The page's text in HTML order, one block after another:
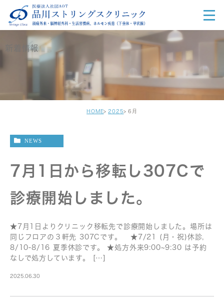
新着情報
HOME 2025 6月
NEWS
7月1日から移転し307Cで
診療開始しました。
★7月1日よりクリニック移転先で診療開始しました。場所は
同じフロアの３軒先 307Cです。 ★7/21 (月・祝)休診,
8/10-8/16 夏季休診です。 ★処方外来9:00~9:30 は予約
なしで処方しています。 […]
2025.06.30